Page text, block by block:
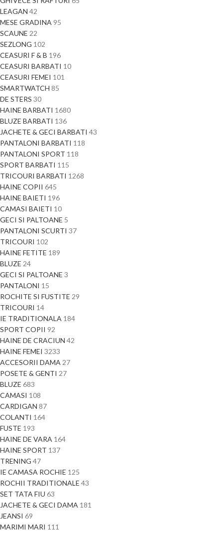
LEAGAN 42
MESE GRADINA 95
SCAUNE 22
SEZLONG 102
CEASURI F & B 196
CEASURI BARBATI 10
CEASURI FEMEI 101
SMARTWATCH 85
DE STERS 30
HAINE BARBATI 1680
BLUZE BARBATI 136
JACHETE & GECI BARBATI 43
PANTALONI BARBATI 118
PANTALONI SPORT 118
SPORT BARBATI 115
TRICOURI BARBATI 1268
HAINE COPII 645
HAINE BAIETI 196
CAMASI BAIETI 10
GECI SI PALTOANE 5
PANTALONI SCURTI 37
TRICOURI 102
HAINE FETITE 189
BLUZE 24
GECI SI PALTOANE 3
PANTALONI 15
ROCHITE SI FUSTITE 29
TRICOURI 14
IE TRADITIONALA 184
SPORT COPII 92
HAINE DE CRACIUN 42
HAINE FEMEI 3233
ACCESORII DAMA 27
POSETE & GENTI 27
BLUZE 683
CAMASI 108
CARDIGAN 87
COLANTI 164
FUSTE 193
HAINE DE VARA 164
HAINE SPORT 137
TRENING 47
IE CAMASA ROCHIE 125
ROCHII TRADITIONALE 43
SET TATA FIU 63
JACHETE & GECI DAMA 181
JEANSI 69
MARIMI MARI 111